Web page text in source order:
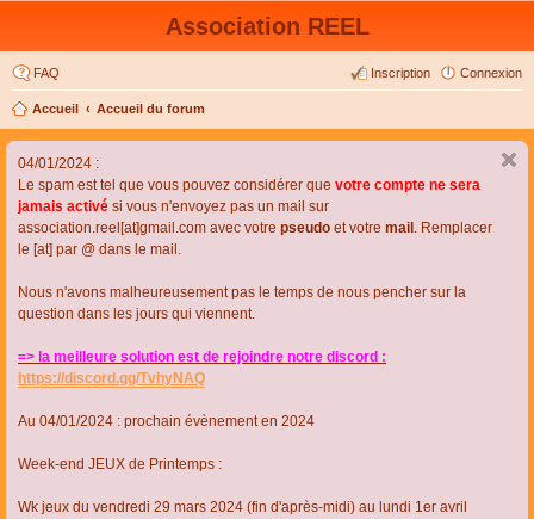
Association REEL
FAQ Connexion
Inscription
Accueil Accueil du forum
04/01/2024 :
Le spam est tel que vous pouvez considérer que votre compte ne sera
jamais activé si vous n'envoyez pas un mail sur
association.reel[at]gmail.com avec votre pseudo et votre mail . Remplacer
le [at] par @ dans le mail.
Nous n'avons malheureusement pas le temps de nous pencher sur la
question dans les jours qui viennent.
=> la meilleure solution est de rejoindre notre discord :
https://discord.gg/TvhyNAQ
Au 04/01/2024 : prochain évènement en 2024
Week-end JEUX de Printemps :
Wk jeux du vendredi 29 mars 2024 (fin d'après-midi) au lundi 1er avril